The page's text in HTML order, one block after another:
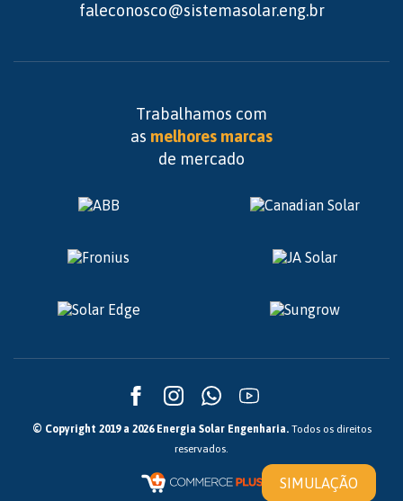
faleconosco@sistemasolar.eng.br
Trabalhamos com
as melhores marcas
de mercado
© Copyright 2019 a 2026 Energia Solar Engenharia.Todos os direitos
reservados.
SIMULAÇÃO